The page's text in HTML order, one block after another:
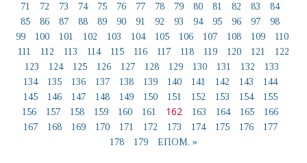
71
72 73 74 75 76 77 78 79 80 81 82 83
84
85
86 87 88 89 90 91 92 93 94 95 96 97
98
99
100 101 102 103 104 105 106 107 108 109
110
111
112 113 114 115 116 117 118 119 120 121
122
123
124 125 126 127 128 129 130 131 132
133
134
135 136 137 138 139 140 141 142 143
144
145
146 147 148 149 150 151 152 153 154
155
156
157 158 159 160 161 162 163 164 165
166
167
168 169 170 171 172 173 174 175 176
177
178
179 ΕΠΟΜ. »